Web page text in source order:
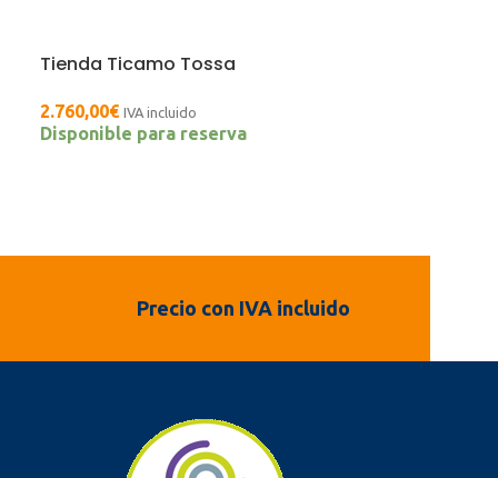
Tienda Ticamo Tossa
2.760,00€ IVA incluido
Disponible para reserva
Precio con IVA incluido